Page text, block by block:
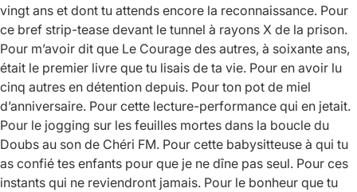
vingt ans et dont tu attends encore la reconnaissance. Pour
ce bref strip-tease devant le tunnel à rayons X de la prison.
Pour m’avoir dit que Le Courage des autres, à soixante ans,
était le premier livre que tu lisais de ta vie. Pour en avoir lu
cinq autres en détention depuis. Pour ton pot de miel
d’anniversaire. Pour cette lecture-performance qui en jetait.
Pour le jogging sur les feuilles mortes dans la boucle du
Doubs au son de Chéri FM. Pour cette babysitteuse à qui tu
as confié tes enfants pour que je ne dîne pas seul. Pour ces
instants qui ne reviendront jamais. Pour le bonheur que tu